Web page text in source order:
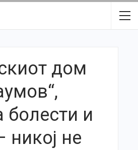
дом
болести и
никој не